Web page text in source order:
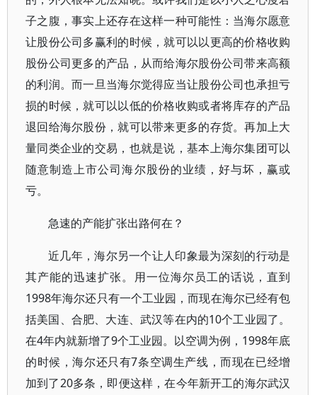
子之腹，事实上还存在这样一种可能性：当海尔愿意
让股份公司多赢利的时候，就可以以更高的价格收购
股份公司更多的产品，从而给海尔股份公司带来高额
的利润。而一旦当海尔觉得应当让股份公司也承担亏
损的时候，就可以以低的价格收购或者将库存的产品
退回给海尔股份，就可以带来更多的存货。再加上大
量同类企业的交易，也就是说，基本上海尔集团可以
随意制造上市公司海尔股份的业绩，好与坏，赢或
亏。
急速的产能扩张出路何在？
近几年，海尔另一个让人印象最为深刻的行动是
其产能的迅速扩张。用一位海尔员工的话说，直到
1998年海尔还只有一个工业园，而现在海尔已经有包
括美国、合肥、大连、武汉等在内的10个工业园了。
在4年内就新增了9个工业园。以空调为例，1998年底
的时候，海尔还只有7条空调生产线，而现在已经增
加到了20多条，即便这样，在今年新开工的海尔武汉